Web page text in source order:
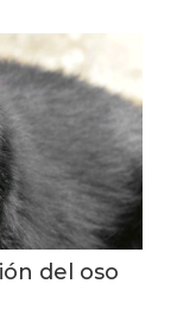
del oso